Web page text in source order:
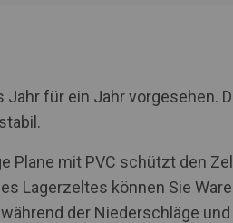
Jahr für ein Jahr
Plane mit PVC schützt den
Lagerzeltes können Sie
der Niederschläge